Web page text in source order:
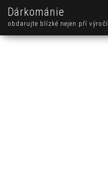
Dárkománie
obdarujte blízké nejen pří výročí